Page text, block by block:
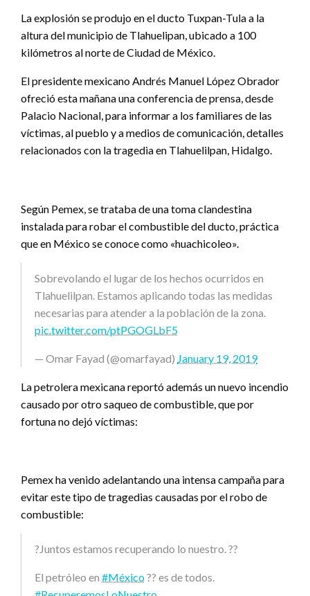
La explosión se produjo en el ducto Tuxpan-Tula a la
altura del municipio de Tlahuelipan, ubicado a 100
kilómetros al norte de Ciudad de México.
El presidente mexicano Andrés Manuel López Obrador
ofreció esta mañana una conferencia de prensa, desde
Palacio Nacional, para informar a los familiares de las
víctimas, al pueblo y a medios de comunicación, detalles
relacionados con la tragedia en Tlahuelilpan, Hidalgo.
Según Pemex, se trataba de una toma clandestina
instalada para robar el combustible del ducto, práctica
que en México se conoce como «huachicoleo».
Sobrevolando el lugar de los hechos ocurridos en
Tlahuelilpan. Estamos aplicando todas las medidas
necesarias para atender a la población de la zona.
pic.twitter.com/ptPGOGLbF5
— Omar Fayad (@omarfayad) January 19, 2019
La petrolera mexicana reportó además un nuevo incendio
causado por otro saqueo de combustible, que por
fortuna no dejó víctimas:
Pemex ha venido adelantando una intensa campaña para
evitar este tipo de tragedias causadas por el robo de
combustible:
?Juntos estamos recuperando lo nuestro. ??
El petróleo en #México?? es de todos.